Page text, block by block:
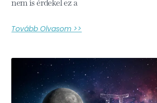
nem is érdekel ez a
Tovább Olvasom >>